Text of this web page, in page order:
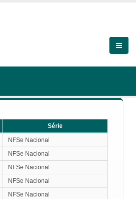
Série
Série
NFSe Nacional
NFSe Nacional
NFSe Nacional
NFSe Nacional
NFSe Nacional